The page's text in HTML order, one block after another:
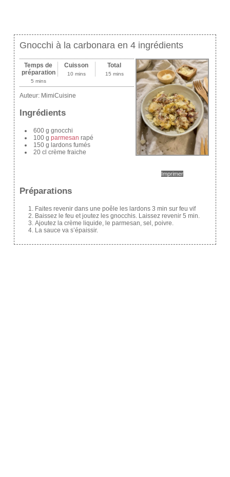
Gnocchi à la carbonara en 4 ingrédients
Imprimer
Temps de
préparation
5 mins
Cuisson
10 mins
Total
15 mins
Auteur: MimiCuisine
Ingrédients
600 g gnocchi
100 g parmesan rapé
150 g lardons fumés
20 cl crème fraiche
Préparations
Faites revenir dans une poêle les lardons 3 min sur feu vif
Baissez le feu et joutez les gnocchis. Laissez revenir 5 min.
Ajoutez la crème liquide, le parmesan, sel, poivre.
La sauce va s’épaissir.